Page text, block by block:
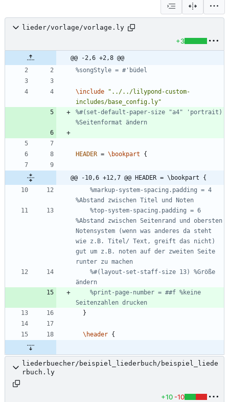
lieder/vorlage/vorlage.ly
+3
@@ -2,6 +2,8 @@
%songStyle = #'büdel
\include " ../../lilypond-custom-
includes/base_config.ly"
%#(set-default-paper-size "a4" 'portrait)
%Seitenformat ändern
HEADER = \bookpart {
@@ -10,6 +12,7 @@ HEADER = \bookpart {
%markup-system-spacing.padding = 4
%Abstand zwischen Titel und Noten
%top-system-spacing.padding = 6
%Abstand zwischen Seitenrand und obersten
Notensystem (wenn was anderes da steht
wie z.B. Titel/ Text, greift das nicht)
gut um z.B. noten auf der zweiten Seite
runter zu machen
%#(layout-set-staff-size 13) %Größe
ändern
%print-page-number = ##f %keine
Seitenzahlen drucken
}
\header {
liederbuecher/beispiel_liederbuch/beispiel_liede
rbuch.ly
+10 -10